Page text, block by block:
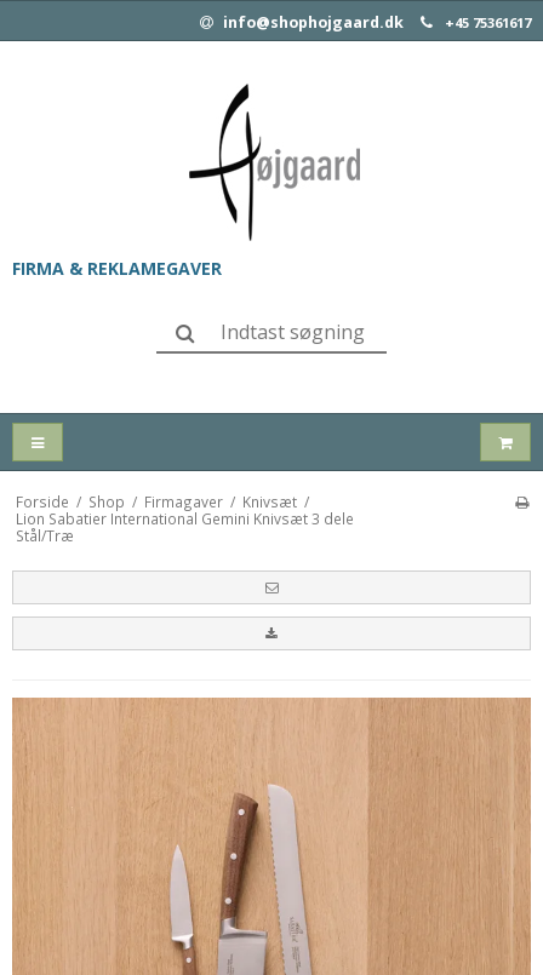
info@shophojgaard.dk +45 75361617
FIRMA & REKLAMEGAVER
Forside / Shop / Firmagaver / Knivsæt /
Lion Sabatier International Gemini Knivsæt 3 dele
Stål/Træ